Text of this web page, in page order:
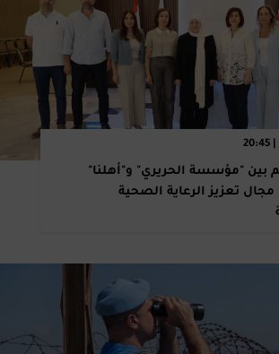
بين "مؤسسة الحريري" و"أهلنا"
تعزيز الرعاية الصحية